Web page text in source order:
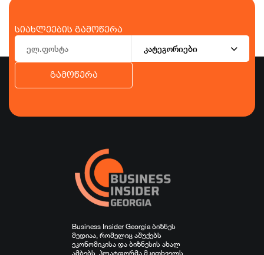
სიახლეების გამოწერა
კატეგორიები
გამოწერა
Business Insider Georgia ბიზნეს
მედიაა, რომელიც აშუქებს
ეკონომიკისა და ბიზნესის ახალ
ამბებს. პლატფორმა მკითხველს,